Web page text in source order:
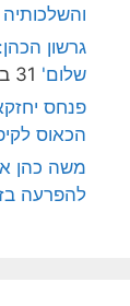
והשלכותיה
גרשון
שלום' 31 ביולי 2026
פנחס
הכאוס
משה כהן
להפרעה